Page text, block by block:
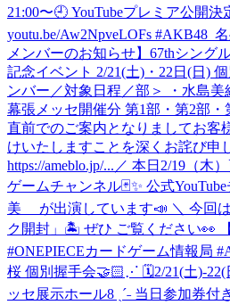
21:00〜🕘 YouTubeプレミア公開
youtu.be/Aw2NpveLOFs #AKB48_
メンバーのお知らせ】67thシング
記念イベント 2/21(土)・22日(日)
ンバー／対象日程／部＞ ・水島美
幕張メッセ開催分 第1部・第2部・
直前でのご案内となりましてお客
けいたしますことを深くお詫び申
https://ameblo.jp/... ／ 本日2/19（木
ゲームチャンネル🃏✨ 公式
美 が出演しています📣 ＼ 今回
ク開封」🏝️ ぜひ ご覧ください👀 【
#ONEPIECEカードゲーム情報局
桜 個別握手会🤝🏻⋰ 🗓️2/21(土)-22(
ッセ展示ホール8 ˎˊ˗ 当日参加券